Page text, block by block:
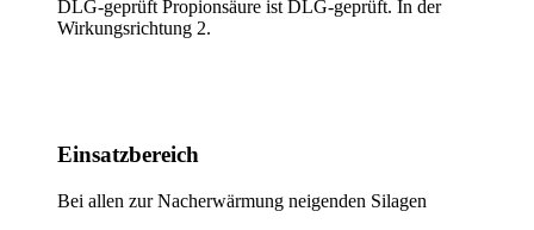
DLG-geprüft Propionsäure ist DLG-geprüft. In der
Wirkungsrichtung 2.
Einsatzbereich
Bei allen zur Nacherwärmung neigenden Silagen